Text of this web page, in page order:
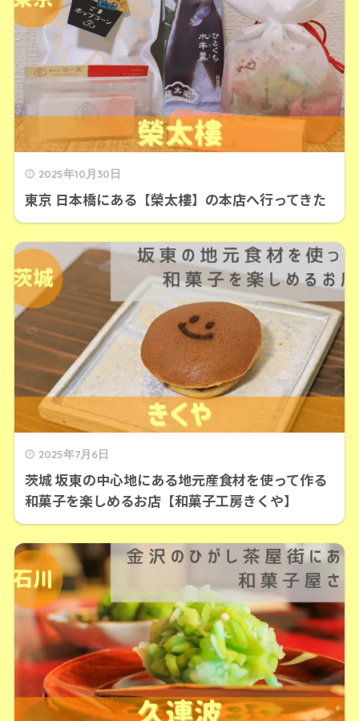
2025年10月30日
東京 日本橋にある【榮太樓】の本店へ行ってきた
2025年7月6日
茨城 坂東の中心地にある地元産食材を使って作る
和菓子を楽しめるお店【和菓子工房きくや】